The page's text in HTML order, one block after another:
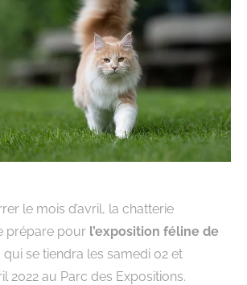
le mois d’avril, la chatterie
prépare pour l’exposition féline de
qui se tiendra les samedi 02 et
2022 au Parc des Expositions.